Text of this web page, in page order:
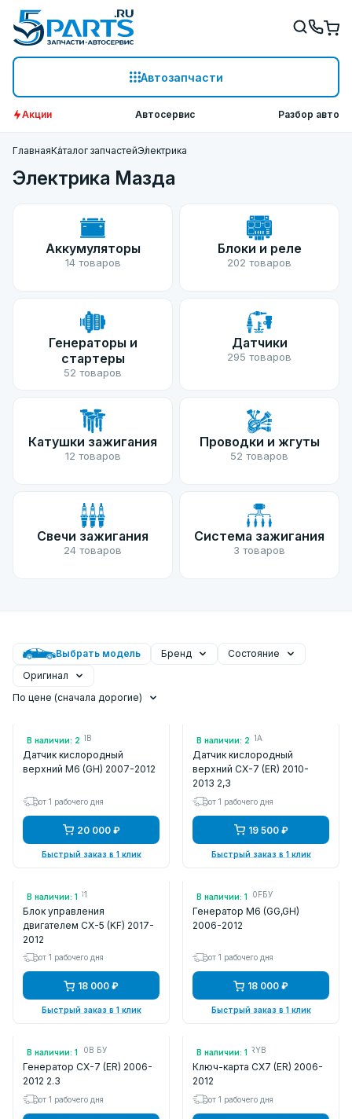
Автозапчасти
Акции Автосервис Разбор авто
ГлавнаяКаталог запчастейЭлектрика
Электрика Мазда
Аккумуляторы
14 товаров
Блоки и реле
202 товаров
Генераторы и
стартеры
52 товаров
Датчики
295 товаров
Катушки зажигания
12 товаров
Проводки и жгуты
52 товаров
Свечи зажигания
24 товаров
Система зажигания
3 товаров
Выбрать модель Бренд
Состояние
Оригинал
По цене (сначала дорогие)
В наличии: 2
Арт.: LF4J188G1B
Датчик кислородный
верхний M6 (GH) 2007-2012
от 1 рабочего дня
20 000 ₽
Быстрый заказ в 1 клик
В наличии: 2
Арт.: L3BT188G1A
Датчик кислородный
верхний CX-7 (ER) 2010-
2013 2,3
от 1 рабочего дня
19 500 ₽
Быстрый заказ в 1 клик
В наличии: 1
Арт.: PX4318881
Блок управления
двигателем CX-5 (KF) 2017-
2012
от 1 рабочего дня
18 000 ₽
Быстрый заказ в 1 клик
В наличии: 1
Арт.: L3P918300FБУ
Генератор M6 (GG,GH)
2006-2012
от 1 рабочего дня
18 000 ₽
Быстрый заказ в 1 клик
В наличии: 1
Арт.: L33G18300B БУ
Генератор CX-7 (ER) 2006-
2012 2.3
от 1 рабочего дня
В наличии: 1
Арт.: EHY4675RYB
Ключ-карта CX7 (ER) 2006-
2012
от 1 рабочего дня